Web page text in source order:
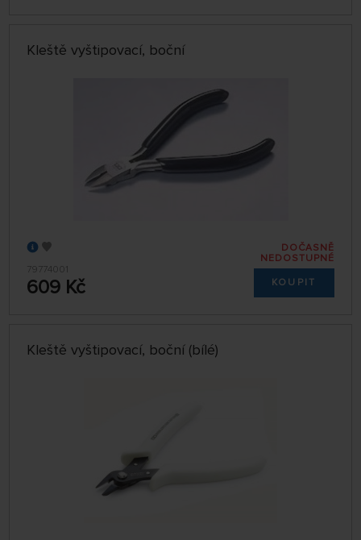
Kleště vyštipovací, boční
79774001
609 Kč
DOČASNĚ
NEDOSTUPNÉ
KOUPIT
Kleště vyštipovací, boční (bílé)